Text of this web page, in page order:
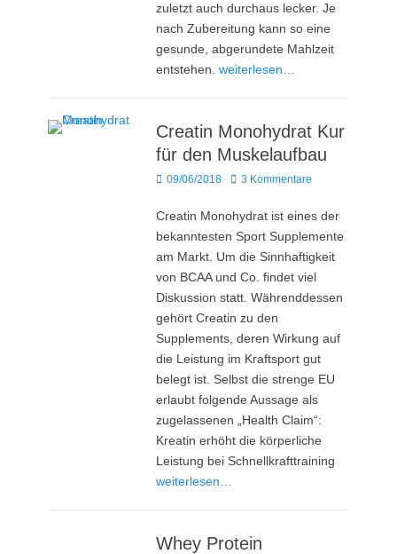
zuletzt auch durchaus lecker. Je
nach Zubereitung kann so eine
gesunde, abgerundete Mahlzeit
entstehen.weiterlesen…
Creatin Monohydrat Kur
für den Muskelaufbau
Posted
09/06/2018 3 Kommentare
Creatin Monohydrat ist eines der
bekanntesten Sport Supplemente
am Markt. Um die Sinnhaftigkeit
von BCAA und Co. findet viel
Diskussion statt. Währenddessen
gehört Creatin zu den
Supplements, deren Wirkung auf
die Leistung im Kraftsport gut
belegt ist. Selbst die strenge EU
erlaubt folgende Aussage als
zugelassenen „Health Claim“:
Kreatin erhöht die körper­liche
Leistung bei Schnell­krafttraining
weiterlesen…
Whey Protein